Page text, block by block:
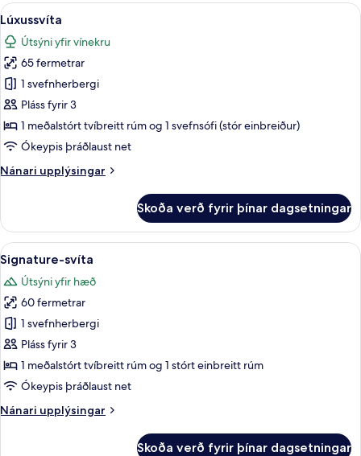
Skoða
allar
myndir
fyrir
Lúxussvíta
Lúxussvíta | Rúmföt af bestu gerð,
5
Lúxussvíta
Útsýni yfir vínekru
65 fermetrar
1 svefnherbergi
Pláss fyrir 3
1 meðalstórt tvíbreitt rúm og 1 svefnsófi (stór einbreiður)
Ókeypis þráðlaust net
Nánari upplýsingar
Nánari
Skoða verð fyrir þínar dagsetningar
Skoða
allar
myndir
fyrir
Signature-
svíta
Signature-svíta | Rúmföt af bestu
7
Signature-svíta
Útsýni yfir hæð
60 fermetrar
1 svefnherbergi
Pláss fyrir 3
1 meðalstórt tvíbreitt rúm og 1 stórt einbreitt rúm
Ókeypis þráðlaust net
Nánari upplýsingar
Nánari
Skoða verð fyrir þínar dagsetningar